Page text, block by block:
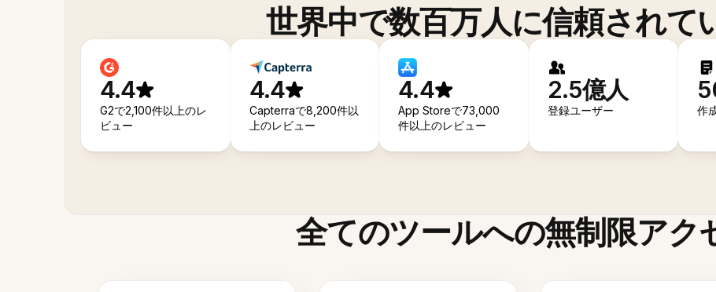
世界中で数百万人に信頼されて
4.4
G2で2,100件以上のレ
ビュー
4.4
Capterraで8,200件以
上のレビュー
4.4
App Storeで73,000
件以上のレビュー
2.5億人
登録ユーザー 作
全てのツールへの無制限アク